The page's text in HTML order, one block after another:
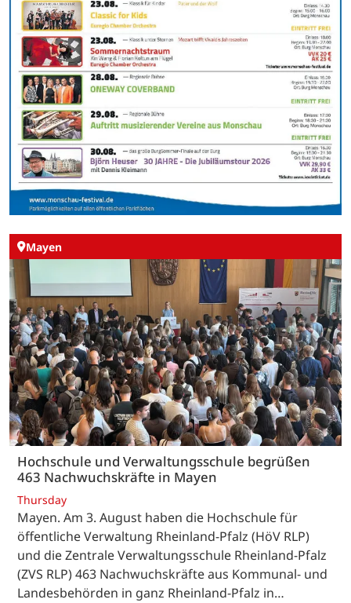
Mayen
Hochschule und Verwaltungsschule begrüßen
463 Nachwuchskräfte in Mayen
Thursday
Mayen. Am 3. August haben die Hochschule für
öffentliche Verwaltung Rheinland-Pfalz (HöV RLP)
und die Zentrale Verwaltungsschule Rheinland-Pfalz
(ZVS RLP) 463 Nachwuchskräfte aus Kommunal- und
Landesbehörden in ganz Rheinland-Pfalz in…